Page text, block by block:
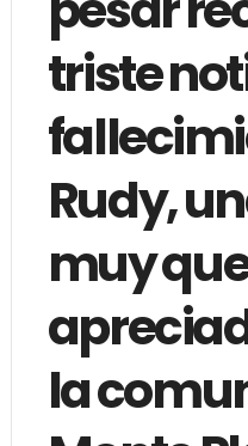
triste
Rudy,
muy
la